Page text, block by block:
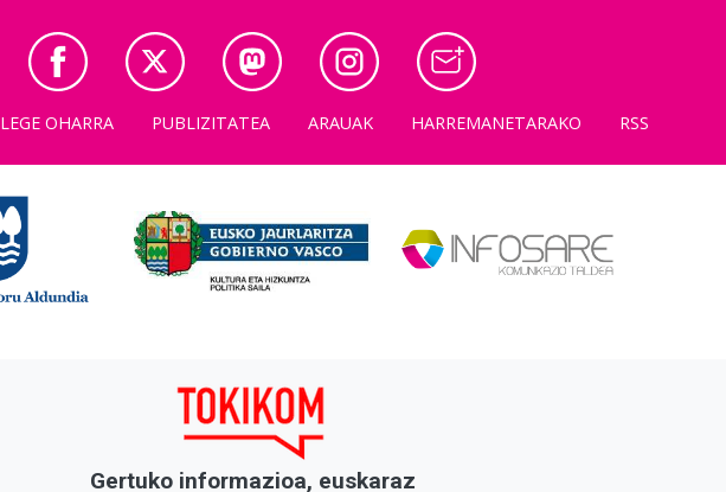
LEGE OHARRA PUBLIZITATEA ARAUAK HARREMANETARAKO RSS
Gertuko informazioa, euskaraz